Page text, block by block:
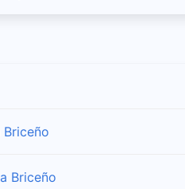
Briceño